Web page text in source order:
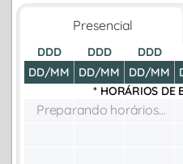
Presencial
DDD
DD/MM
DDD
DD/MM
DDD
DD/MM
* HORÁRIOS DE
Preparando horários...